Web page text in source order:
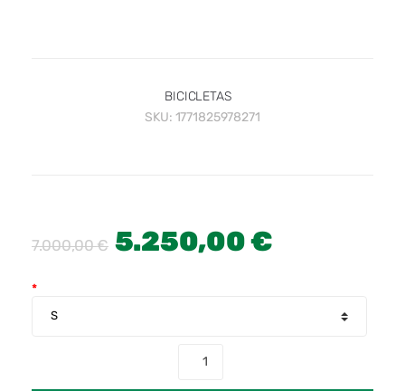
BICICLETAS
SKU: 1771825978271
7.000,00€ 5.250,00€
*